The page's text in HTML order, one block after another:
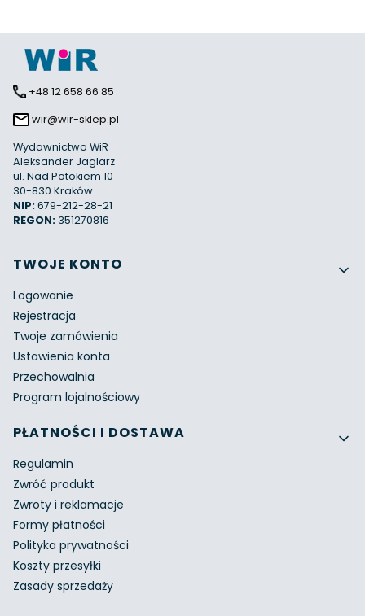
+48 12 658 66 85
wir@wir-sklep.pl
Wydawnictwo WiR
Aleksander Jaglarz
ul. Nad Potokiem 10
30-830 Kraków
NIP:679-212-28-21
REGON: 351270816
Linki w stopce
TWOJE KONTO
Logowanie
Rejestracja
Twoje zamówienia
Ustawienia konta
Przechowalnia
Program lojalnościowy
PŁATNOŚCI I DOSTAWA
Regulamin
Zwróć produkt
Zwroty i reklamacje
Formy płatności
Polityka prywatności
Koszty przesyłki
Zasady sprzedaży